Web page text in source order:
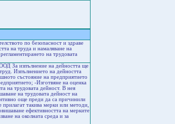
по безопасност и здраве
на труда и намаляване на
на трудовата
За изпълнение на дейността ще
Изпълнението на дейността
състояние на предприятието
-Изготвяне на оценка
на трудовата дейност. В нея
на трудовата дейност на
още преди да са причинили
такива мерки или методи,
ефективността на мерките
на околната среда и за